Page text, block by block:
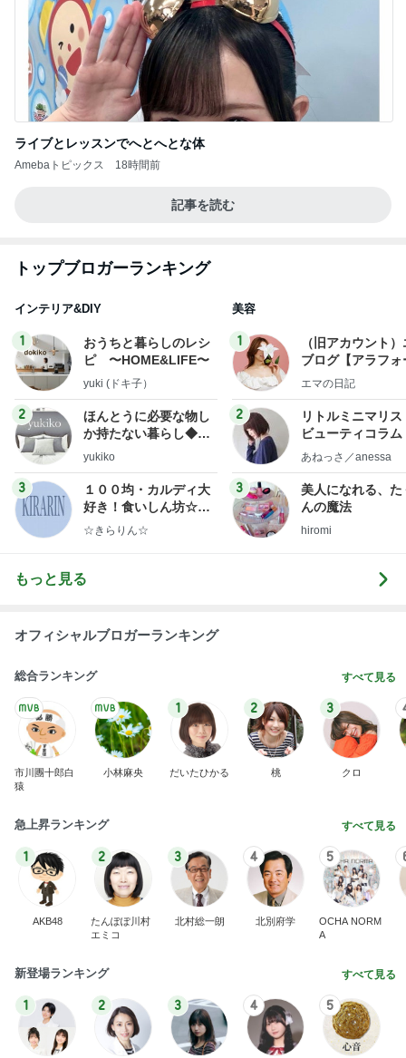
ライブとレッスンでへとへとな体
Amebaトピックス 18時間前
記事を読む
トップブロガーランキング
インテリア&DIY
1
おうちと暮らしのレシ
ピ 〜HOME&LIFE〜
yuki (ドキ子）
2
ほんとうに必要な物し
か持たない暮らし◆Ke
ep Life Simple◆〜イ
yukiko
3
１００均・カルディ大
好き！食いしん坊☆き
らりん☆のブログ
☆きらりん☆
美容
1
（旧アカウント
ブログ【アラフォ
社売却セカンドラ
エマの日記
2
リトルミニマリス
ビューティコラ
little
あねっさ／anessa
3
美人になれる、た
んの魔法
hiromi
もっと見る
オフィシャルブロガーランキング
総合ランキング すべて見る
市川團十郎白
猿
小林麻央
1
だいたひかる
2
桃
3
クロ
急上昇ランキング すべて見る
1
AKB48
2
たんぽぽ川村
エミコ
3
北村総一朗
4
北別府学
5
OCHA NORM
A
新登場ランキング すべて見る
1 2 3 4 5